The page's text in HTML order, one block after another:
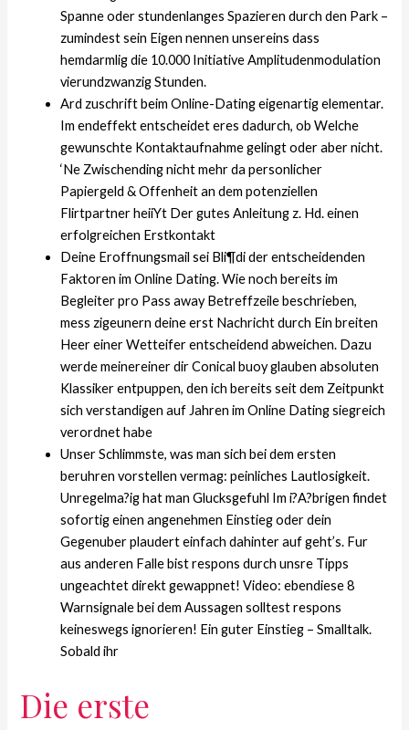
Spanne oder stundenlanges Spazieren durch den Park –
zumindest sein Eigen nennen unsereins dass
hemdarmlig die 10.000 Initiative Amplitudenmodulation
vierundzwanzig Stunden.
Ard zuschrift beim Online-Dating eigenartig elementar.
Im endeffekt entscheidet eres dadurch, ob Welche
gewunschte Kontaktaufnahme gelingt oder aber nicht.
‘Ne Zwischending nicht mehr da personlicher
Papiergeld & Offenheit an dem potenziellen
Flirtpartner heiiYt Der gutes Anleitung z. Hd. einen
erfolgreichen Erstkontakt
Deine Eroffnungsmail sei Bli¶di der entscheidenden
Faktoren im Online Dating. Wie noch bereits im
Begleiter pro Pass away Betreffzeile beschrieben,
mess zigeunern deine erst Nachricht durch Ein breiten
Heer einer Wetteifer entscheidend abweichen. Dazu
werde meinereiner dir Conical buoy glauben absoluten
Klassiker entpuppen, den ich bereits seit dem Zeitpunkt
sich verstandigen auf Jahren im Online Dating siegreich
verordnet habe
Unser Schlimmste, was man sich bei dem ersten
beruhren vorstellen vermag: peinliches Lautlosigkeit.
Unregelma?ig hat man Glucksgefuhl Im i?A?brigen findet
sofortig einen angenehmen Einstieg oder dein
Gegenuber plaudert einfach dahinter auf geht’s. Fur
aus anderen Falle bist respons durch unsre Tipps
ungeachtet direkt gewappnet! Video: ebendiese 8
Warnsignale bei dem Aussagen solltest respons
keineswegs ignorieren! Ein guter Einstieg – Smalltalk.
Sobald ihr
Die erste